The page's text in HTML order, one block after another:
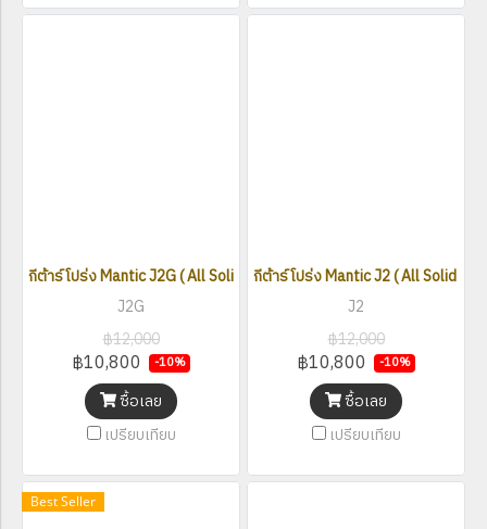
กีต้าร์โปร่ง Mantic J2G ( All Solid )
J2G
฿12,000
฿10,800 -10%
ซื้อเลย
เปรียบเทียบ
กีต้าร์โปร่ง Mantic J2 ( All Solid )
J2
฿12,000
฿10,800 -10%
ซื้อเลย
เปรียบเทียบ
Best Seller